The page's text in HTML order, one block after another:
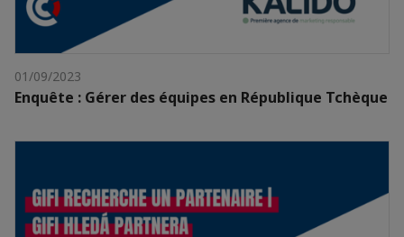
01/09/2023
Enquête : Gérer des équipes en République Tchèque